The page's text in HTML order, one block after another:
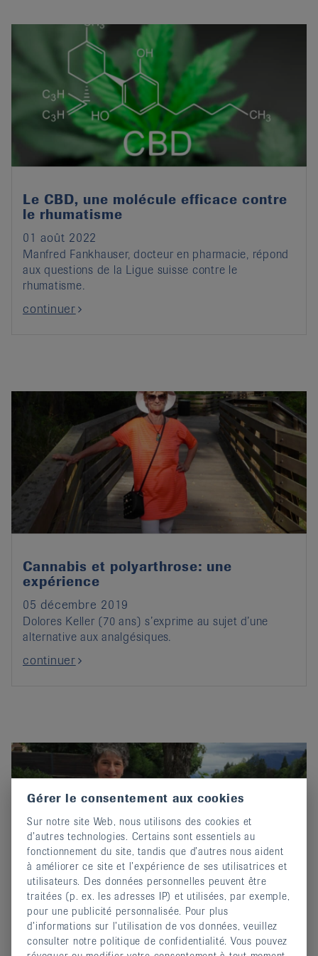
Le CBD, une molécule efficace contre
le rhumatisme
01 août 2022
Manfred Fankhauser, docteur en pharmacie, répond
aux questions de la Ligue suisse contre le
rhumatisme.
continuer
Cannabis et polyarthrose: une
expérience
05 décembre 2019
Dolores Keller (70 ans) s’exprime au sujet d’une
alternative aux analgésiques.
continuer
Fibromyalgie: entre personnes
atteintes, on se comprend
Gérer le consentement aux cookies
Sur notre site Web, nous utilisons des cookies et
d’autres technologies. Certains sont essentiels au
fonctionnement du site, tandis que d’autres nous aident
à améliorer ce site et l’expérience de ses utilisatrices et
utilisateurs. Des données personnelles peuvent être
traitées (p. ex. les adresses IP) et utilisées, par exemple,
pour une publicité personnalisée. Pour plus
d’informations sur l’utilisation de vos données, veuillez
consulter notre politique de confidentialité. Vous pouvez